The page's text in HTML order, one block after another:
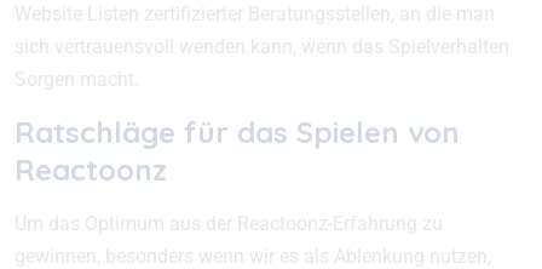
Website Listen zertifizierter Beratungsstellen, an die man
sich vertrauensvoll wenden kann, wenn das Spielverhalten
Sorgen macht.
Ratschläge für das Spielen von
Reactoonz
Um das Optimum aus der Reactoonz-Erfahrung zu
gewinnen, besonders wenn wir es als Ablenkung nutzen,